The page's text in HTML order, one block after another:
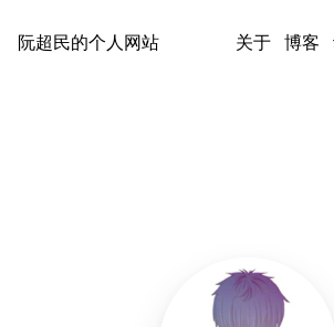
阮超民的个人网站 关于 博客